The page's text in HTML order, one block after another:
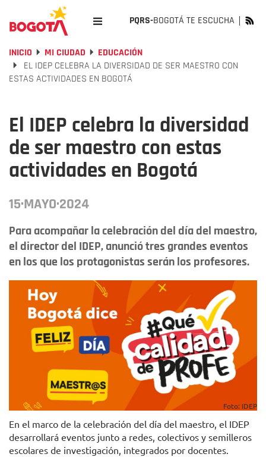
PQRS-BOGOTÁ TE ESCUCHA
INICIO MI CIUDAD
EDUCACIÓN
EL IDEP CELEBRA LA DIVERSIDAD DE SER MAESTRO CON
ESTAS ACTIVIDADES EN BOGOTÁ
El IDEP celebra la diversidad
de ser maestro con estas
actividades en Bogotá
15·MAYO·2024
Para acompañar la celebración del día del maestro,
el director del IDEP, anunció tres grandes eventos
en los que los protagonistas serán los profesores.
Foto: IDEP
En el marco de la celebración del día del maestro, el IDEP
desarrollará eventos junto a redes, colectivos y semilleros
escolares de investigación, integrados por docentes.